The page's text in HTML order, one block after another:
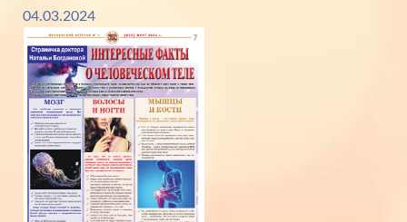
04.03.2024